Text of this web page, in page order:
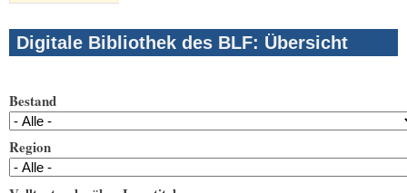
Digitale Bibliothek des BLF: Übersicht
Bestand
Region